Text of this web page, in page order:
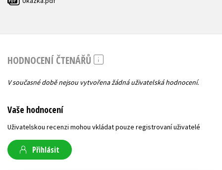
HODNOCENÍ ČTENÁŘŮ
V současné době nejsou vytvořena žádná uživatelská hodnocení.
Vaše hodnocení
Uživatelskou recenzi mohou vkládat pouze registrovaní uživatelé
Přihlásit